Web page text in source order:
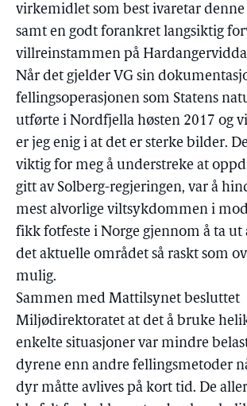
virkemidlet som best ivaretar
samt en godt forankret langsiktig
villreinstammen på
Når det gjelder VG sin
fellingsoperasjonen som Statens
utførte i Nordfjella høsten 2017 og
er jeg enig i at det er sterke bilder.
viktig for meg å understreke at
gitt av Solberg-regjeringen, var å
mest alvorlige viltsykdommen i
fikk fotfeste i Norge gjennom å ta
det aktuelle området så raskt som
mulig.
Sammen med Mattilsynet besluttet
Miljødirektoratet at det å bruke
enkelte situasjoner var mindre
dyrene enn andre fellingsmetoder
dyr måtte avlives på kort tid. De